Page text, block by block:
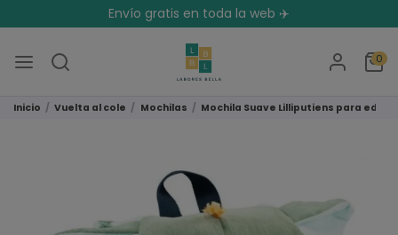
Envío gratis en toda la web ✈️
0
Inicio Vuelta al cole Mochilas Mochila Suave Lilliputiens para